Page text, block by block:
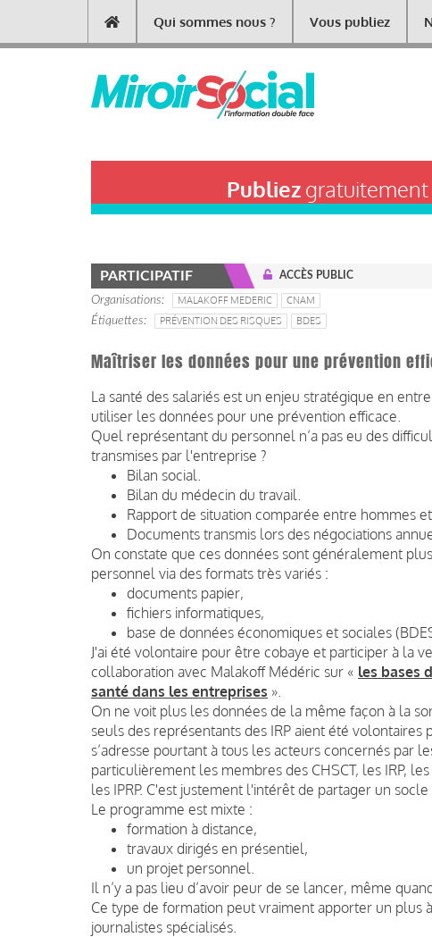
contenu
Main
navigation
Qui sommes nous ? Vous publiez
Publiezgratuitement
PARTICIPATIF ACCÈS PUBLIC
Organisations MALAKOFF MEDERIC
CNAM
Étiquettes
PRÉVENTION DES RISQUES BDES
Maîtriser les données pour une prévention
La santé des salariés est un enjeu stratégique en
utiliser les données pour une prévention efficace.
Quel représentant du personnel n’a pas eu des
transmises par l'entreprise ?
Bilan social.
Bilan du médecin du travail.
Rapport de situation comparée entre hommes et
Documents transmis lors des négociations
On constate que ces données sont généralement
personnel via des formats très variés :
documents papier,
fichiers informatiques,
base de données économiques et sociales
J'ai été volontaire pour être cobaye et participer à la
collaboration avec Malakoff Médéric sur « les bases
santé dans les entreprises ».
On ne voit plus les données de la même façon à la
seuls des représentants des IRP aient été
s’adresse pourtant à tous les acteurs concernés par
particulièrement les membres des CHSCT, les IRP,
les IPRP. C'est justement l'intérêt de partager un
Le programme est mixte :
formation à distance,
travaux dirigés en présentiel,
un projet personnel.
Il n’y a pas lieu d’avoir peur de se lancer, même
Ce type de formation peut vraiment apporter un plus
journalistes spécialisés.